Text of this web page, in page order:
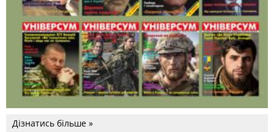
Дізнатись більше »